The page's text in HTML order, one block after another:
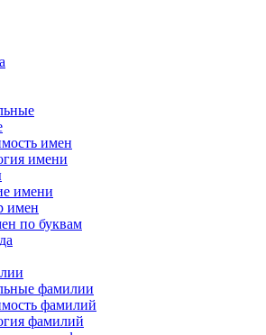
имен
имени
имени
имен
по буквам
фамилии
фамилий
фамилий